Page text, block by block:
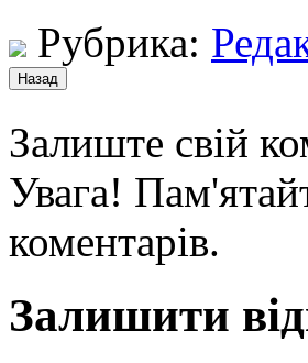
Рубрика:
Залиште свій
Увага!
коментарів.
Залишити